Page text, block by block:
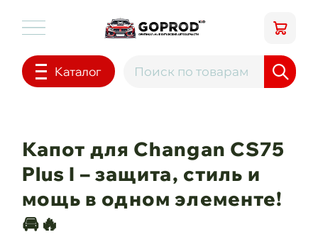
Каталог
Капот для Changan CS75
Plus I – защита, стиль и
мощь в одном элементе!
🚘🔥